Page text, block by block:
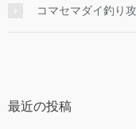
コマセマダイ釣り
最近の投稿